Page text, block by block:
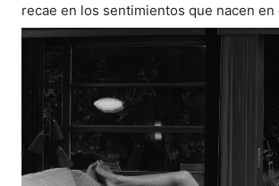
recae en los sentimientos que nacen